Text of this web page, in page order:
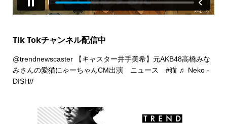
Tik Tokチャンネル配信中
@trendnewscaster【キャスター井手美希】元AKB48高橋みな
みさんの愛猫にゃーちゃんCM出演 ニュース #猫 ♬ Neko -
DISH//